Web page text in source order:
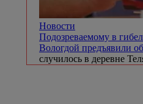
Новости
Подозреваемому в
Вологдой предъявили
случилось в деревне